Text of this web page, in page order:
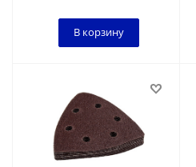
В корзину